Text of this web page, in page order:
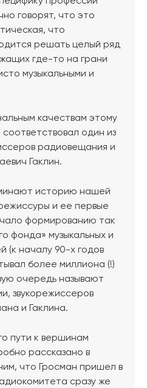
говорят, что это
что
решать целый ряд
где-то на грани
музыкальными и
качествам этому
один из
радиовещания и
Гаклин.
историю нашей
и ее первые
формированию так
фонда» музыкальных и
(к началу 90-х годов
более миллиона (!)
очередь называют
звукорежиссеров
и Гаклина.
пути к вершинам
рассказано в
что Гросман пришел в
сразу же